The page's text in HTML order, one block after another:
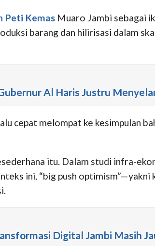
Peti Kemas Muaro Jambi sebagai
barang dan hilirisasi dalam
Al Haris Justru
cepat melompat ke kesimpulan
itu. Dalam studi infra-
ini, “big push
Digital Jambi Masih